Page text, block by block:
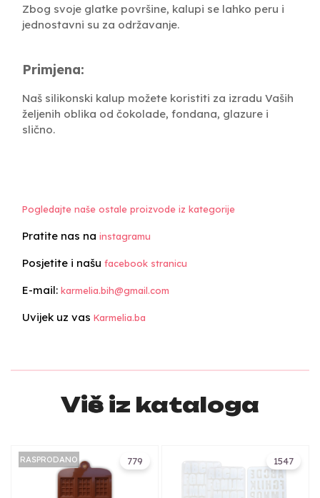
Zbog svoje glatke površine, kalupi se lahko peru i
jednostavni su za održavanje.
Primjena:
Naš silikonski kalup možete koristiti za izradu Vaših
željenih oblika od čokolade, fondana, glazure i
slično.
Pogledajte naše ostale proizvode iz kategorije
Pratite nas na instagramu
Posjetite i našu facebook stranicu
E-mail: karmelia.bih@gmail.com
Uvijek uz vas Karmelia.ba
Više iz kataloga
779
RASPRODANO 1547